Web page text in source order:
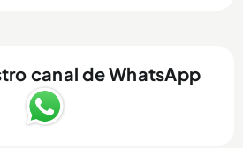
canal de WhatsApp